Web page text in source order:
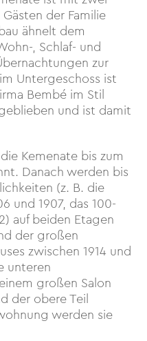
der Familie
ähnelt dem
, Schlaf- und
zur
Untergeschoss ist
Bembé im Stil
und ist damit
Kemenate bis zum
Danach werden bis
(z. B. die
und 1907, das 100-
auf beiden Etagen
der großen
zwischen 1914 und
unteren
großen Salon
der obere Teil
werden sie